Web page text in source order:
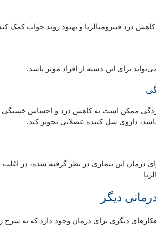
درد فیبرومیالژیا و بهبود روند خواب کمک
برای این دسته از افراد موثر باشد.
ممکن است به کاهش درد و احساس خستگی
داروی شل کننده عضلانی تجویز کند.
درمان این بیماری در نظر گرفته شده، در
دیگر
دیگری برای درمان وجود دارد که به شرح